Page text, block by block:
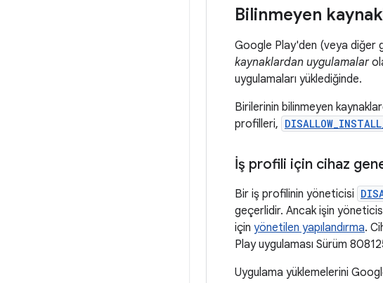
Bilinmeyen
Google Play'den (veya diğer
kaynaklardan uygulamalar
uygulamaları yüklediğinde.
Birilerinin bilinmeyen
profilleri,
İş profili için cihaz
Bir iş profilinin yöneticisi
geçerlidir. Ancak işin
için yönetilen yapılandırma.
Play uygulaması Sürüm
Uygulama yüklemelerini